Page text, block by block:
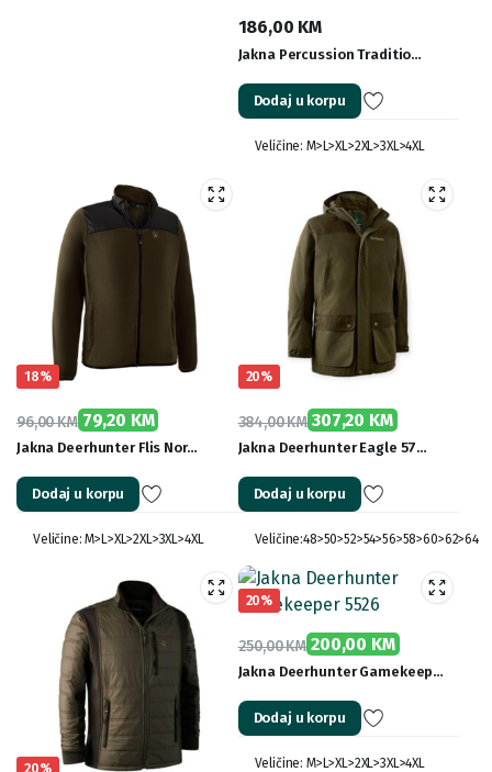
186,00 KM
Jakna Percussion Traditio…
Dodaj u korpu
Veličine: M>L>XL>2XL>3XL>4XL
18%
96,00KM
Original
was:
79,20 KM
Current
is:
Jakna Deerhunter Flis Nor…
Dodaj u korpu
Veličine: M>L>XL>2XL>3XL>4XL
20%
384,00KM
Original
was:
307,20 KM
Current
is:
Jakna Deerhunter Eagle 57…
Dodaj u korpu
Veličine:48>50>52>54>56>58>60>62>64
20%
20%
250,00KM
Original
was:
200,00 KM
Current
is:
Jakna Deerhunter Gamekeep…
Dodaj u korpu
Veličine: M>L>XL>2XL>3XL>4XL